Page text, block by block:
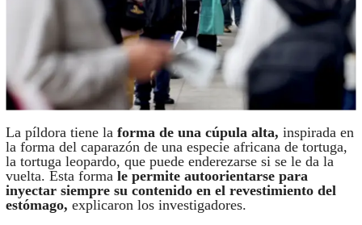
La píldora tiene laforma de una cúpula alta, inspirada en
la forma del caparazón de una especie africana de tortuga,
la tortuga leopardo, que puede enderezarse si se le da la
vuelta. Esta formale permite autoorientarse para
inyectar siempre su contenido en el revestimiento del
estómago, explicaron los investigadores.